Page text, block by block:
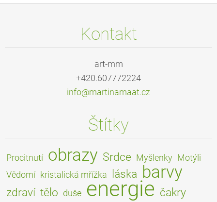
Kontakt
art-mm
+420.607772224
info@martinamaat.cz
Štítky
Procitnutí obrazy Srdce Myšlenky Motýli
Vědomí kristalická mřížka láska barvy
zdraví tělo duše energie čakry